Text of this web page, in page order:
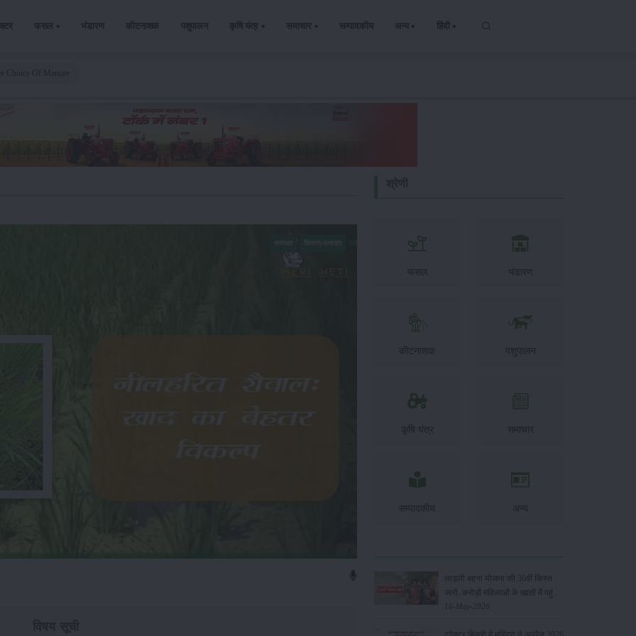
फसल भंडारण कीटनाशक पशुपालन कृषि यंत्र समाचार सम्पादकीय अन्य हिंदी
फसल भंडारण
कीटनाशक पशुपालन
कृषि यंत्र समाचार
सम्पादकीय अन्य
लाड़ली बहना योजना की 36वीं किस्त
जारी, करोड़ों महिलाओं के खातों में पहुंचे
1500 रुपये
16-May-2026